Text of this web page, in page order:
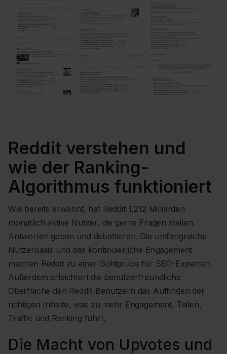
Reddit verstehen und
wie der Ranking-
Algorithmus funktioniert
Wie bereits erwähnt, hat Reddit 1,212 Milliarden
monatlich aktive Nutzer, die gerne Fragen stellen,
Antworten geben und debattieren. Die umfangreiche
Nutzerbasis und das kontinuierliche Engagement
machen Reddit zu einer Goldgrube für SEO-Experten.
Außerdem erleichtert die benutzerfreundliche
Oberfläche den Reddit-Benutzern das Auffinden der
richtigen Inhalte, was zu mehr Engagement, Teilen,
Traffic und Ranking führt.
Die Macht von Upvotes und